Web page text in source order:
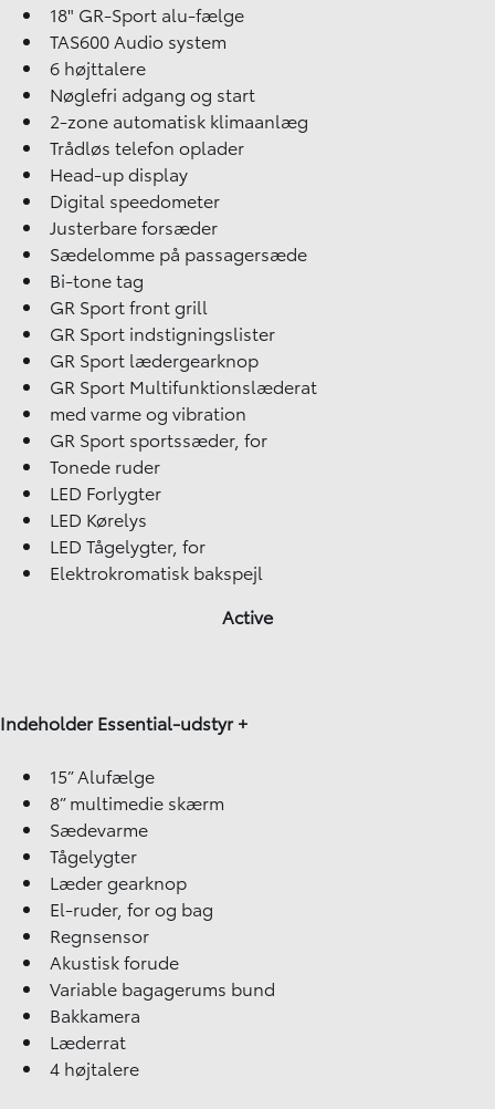
18" GR-Sport alu-fælge
TAS600 Audio system
6 højttalere
Nøglefri adgang og start
2-zone automatisk klimaanlæg
Trådløs telefon oplader
Head-up display
Digital speedometer
Justerbare forsæder
Sædelomme på passagersæde
Bi-tone tag
GR Sport front grill
GR Sport indstigningslister
GR Sport lædergearknop
GR Sport Multifunktionslæderat
med varme og vibration
GR Sport sportssæder, for
Tonede ruder
LED Forlygter
LED Kørelys
LED Tågelygter, for
Elektrokromatisk bakspejl
Active
Indeholder Essential-udstyr +
15” Alufælge
8” multimedie skærm
Sædevarme
Tågelygter
Læder gearknop
El-ruder, for og bag
Regnsensor
Akustisk forude
Variable bagagerums bund
Bakkamera
Læderrat
4 højtalere